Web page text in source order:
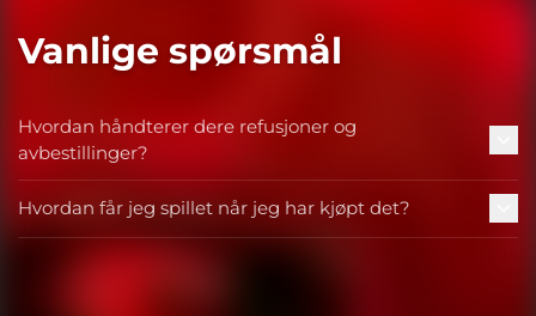
Vanlige spørsmål
Hvordan håndterer dere refusjoner og
avbestillinger?
Hvordan får jeg spillet når jeg har kjøpt det?